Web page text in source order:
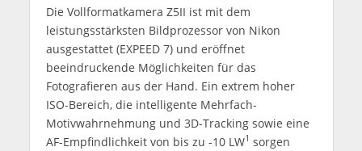
Die Vollformatkamera Z5II ist mit dem
leistungsstärksten Bildprozessor von Nikon
ausgestattet (EXPEED 7) und eröffnet
beeindruckende Möglichkeiten für das
Fotografieren aus der Hand. Ein extrem hoher
ISO-Bereich, die intelligente Mehrfach-
Motivwahrnehmung und 3D-Tracking sowie eine
AF-Empfindlichkeit von bis zu -10 LW1 sorgen